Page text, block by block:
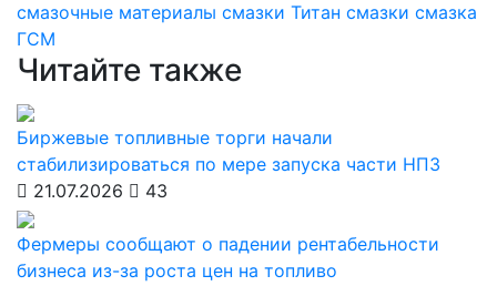
смазочные материалы смазки Титан смазки смазка
ГСМ
Читайте также
Биржевые топливные торги начали
стабилизироваться по мере запуска части НПЗ
21.07.2026
43
Фермеры сообщают о падении рентабельности
бизнеса из-за роста цен на топливо